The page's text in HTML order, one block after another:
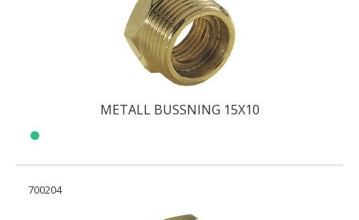
METALL BUSSNING 15X10
700204